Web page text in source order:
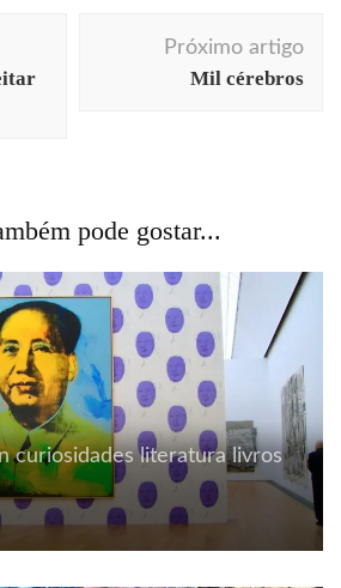
Próximo artigo
Mil cérebros
pode gostar...
curiosidades literatura livros